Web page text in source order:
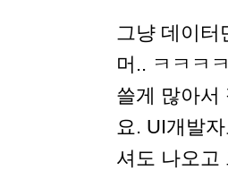
그냥 데이터
머.. ㅋㅋㅋ
쓸게 많아서
요. UI개발
셔도 나오고